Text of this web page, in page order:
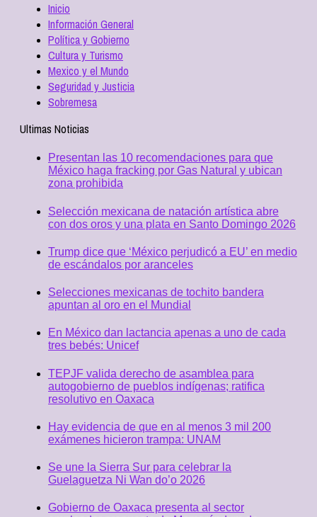
Inicio
Información General
Política y Gobierno
Cultura y Turismo
Mexico y el Mundo
Seguridad y Justicia
Sobremesa
Ultimas Noticias
Presentan las 10 recomendaciones para que
México haga fracking por Gas Natural y ubican
zona prohibida
Selección mexicana de natación artística abre
con dos oros y una plata en Santo Domingo 2026
Trump dice que ‘México perjudicó a EU’ en medio
de escándalos por aranceles
Selecciones mexicanas de tochito bandera
apuntan al oro en el Mundial
En México dan lactancia apenas a uno de cada
tres bebés: Unicef
TEPJF valida derecho de asamblea para
autogobierno de pueblos indígenas; ratifica
resolutivo en Oaxaca
Hay evidencia de que en al menos 3 mil 200
exámenes hicieron trampa: UNAM
Se une la Sierra Sur para celebrar la
Guelaguetza Ni Wan do’o 2026
Gobierno de Oaxaca presenta al sector